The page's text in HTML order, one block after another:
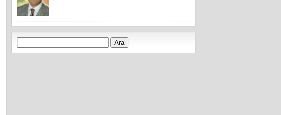
Arama: